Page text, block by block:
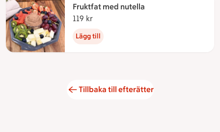
Fruktfat med nutella
119 kr
Lägg till
Tillbaka till efterätter